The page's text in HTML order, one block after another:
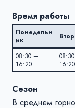
Время работы
Понедельн
ик
08:30 —
16:20
16:20
Сезон
В среднем